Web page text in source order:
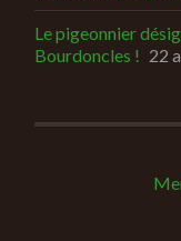
Le pigeonnier
Bourdoncles ! 22